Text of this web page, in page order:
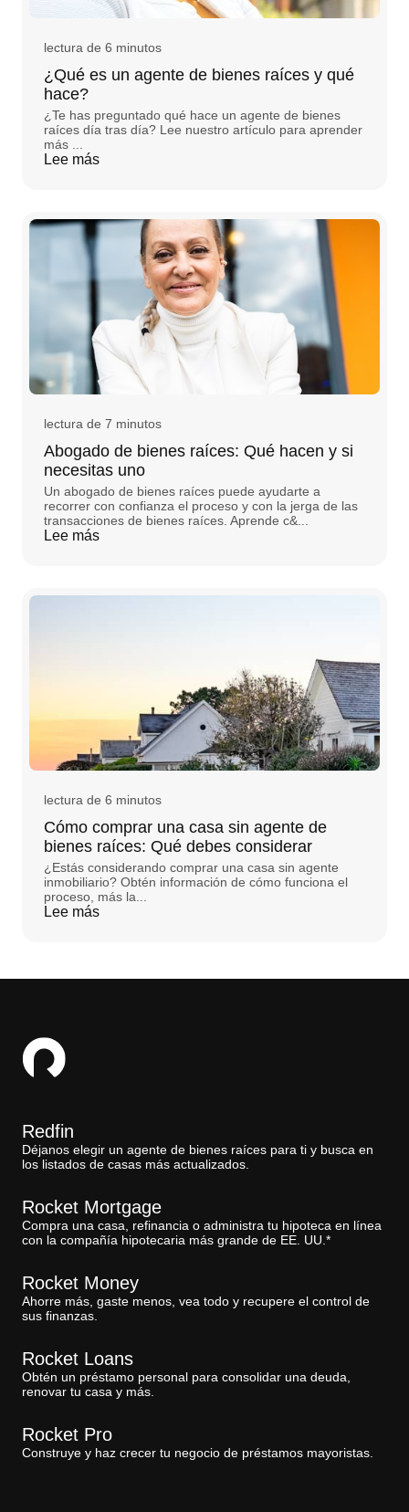
lectura de 6 minutos
¿Qué es un agente de bienes raíces y qué
hace?
¿Te has preguntado qué hace un agente de bienes
raíces día tras día? Lee nuestro artículo para aprender
más ...
Lee más
lectura de 7 minutos
Abogado de bienes raíces: Qué hacen y si
necesitas uno
Un abogado de bienes raíces puede ayudarte a
recorrer con confianza el proceso y con la jerga de las
transacciones de bienes raíces. Aprende c&...
Lee más
lectura de 6 minutos
Cómo comprar una casa sin agente de
bienes raíces: Qué debes considerar
¿Estás considerando comprar una casa sin agente
inmobiliario? Obtén información de cómo funciona el
proceso, más la...
Lee más
Redfin
Déjanos elegir un agente de bienes raíces para ti y busca en
los listados de casas más actualizados.
Rocket Mortgage
Compra una casa, refinancia o administra tu hipoteca en línea
con la compañía hipotecaria más grande de EE. UU.*
Rocket Money
Ahorre más, gaste menos, vea todo y recupere el control de
sus finanzas.
Rocket Loans
Obtén un préstamo personal para consolidar una deuda,
renovar tu casa y más.
Rocket Pro
Construye y haz crecer tu negocio de préstamos mayoristas.